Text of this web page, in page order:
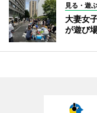
見る・遊ぶ
大妻女
が遊び